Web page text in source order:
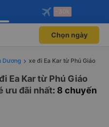
ngay!
viên độc
Mở app
máy bay qua
Mở app
-30k
Chọn ngày
Dương xe đi Ea Kar từ Phú Giáo
Ea Kar từ Phú Giáo
ưu đãi nhất: 8 chuyến